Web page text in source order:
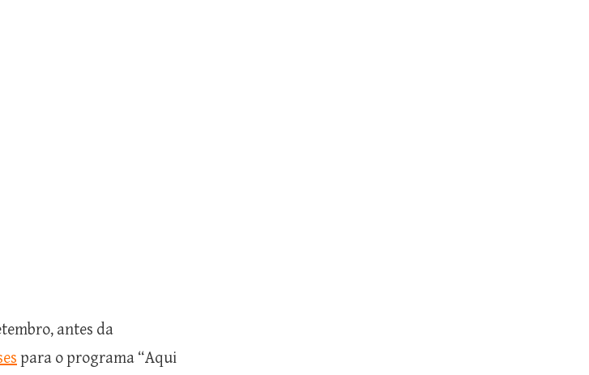
antes da
para o programa “Aqui